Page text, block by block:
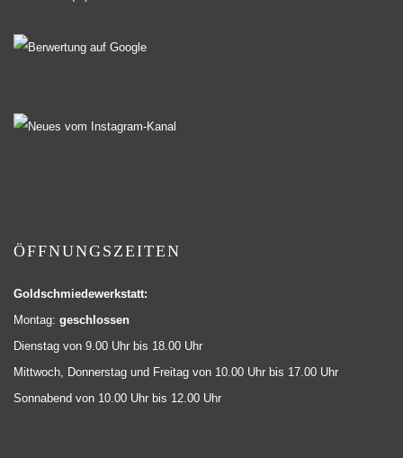
ÖFFNUNGSZEITEN
Goldschmiedewerkstatt:
Montag: geschlossen
Dienstag von 9.00 Uhr bis 18.00 Uhr
Mittwoch, Donnerstag und Freitag von 10.00 Uhr bis 17.00 Uhr
Sonnabend von 10.00 Uhr bis 12.00 Uhr